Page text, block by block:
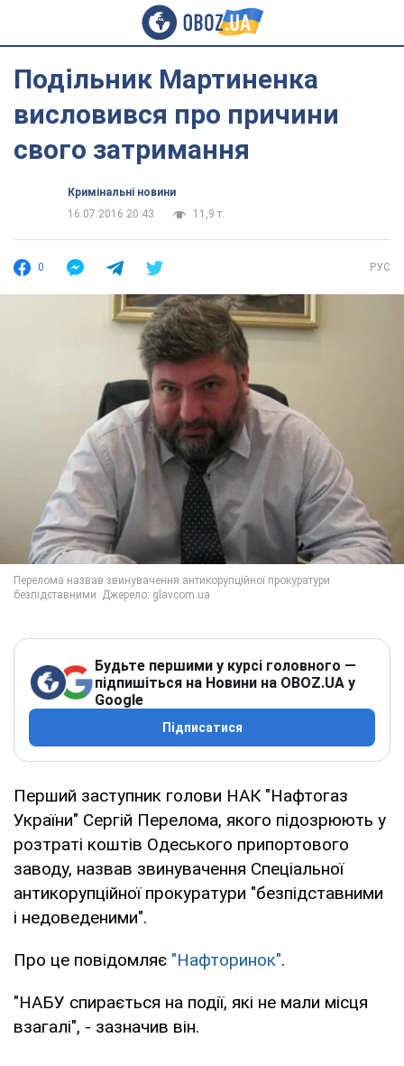
Подільник Мартиненка
висловився про причини
свого затримання
Кримінальні новини
16.07.2016 20:43
11,9 т.
0 РУС
Будьте першими у курсі головного —
підпишіться на Новини на OBOZ.UA у
Google
Підписатися
Перший заступник голови НАК "Нафтогаз
України" Сергій Перелома, якого підозрюють у
розтраті коштів Одеського припортового
заводу, назвав звинувачення Спеціальної
антикорупційної прокуратури "безпідставними
і недоведеними".
Про це повідомляє "Нафторинок".
"НАБУ спирається на події, які не мали місця
взагалі", - зазначив він.